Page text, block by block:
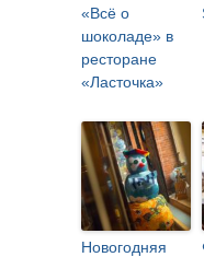
«Всё о
шоколаде» в
ресторане
«Ласточка»
Новогодняя